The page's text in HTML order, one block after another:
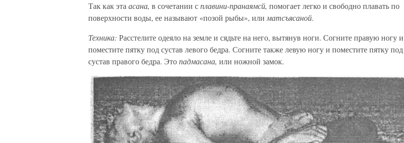
Так как эта асана, в сочетании сплавини-пранаямсй, помогает легко и свободно плавать по
поверхности воды, ее называют «позой рыбы», или матсъясаной.
Техника: Расстелите одеяло на земле и сядьте на него, вытянув ноги. Согните правую ногу и
поместите пятку под сустав левого бедра. Согните также левую ногу и поместите пятку под
сустав правого бедра. Этопадмасана, или ножной замок.